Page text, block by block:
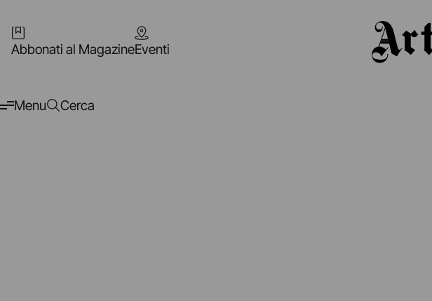
Abbonati al MagazineEventi
Menu Cerca